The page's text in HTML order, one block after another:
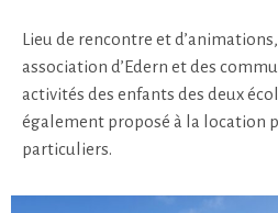
Lieu de rencontre et
association d’Edern et des
activités des enfants des deux
également proposé à la location
particuliers.